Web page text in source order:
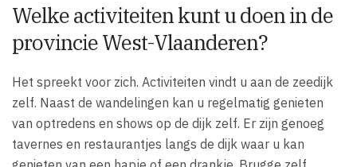
Welke activiteiten kunt u doen in de
provincie West-Vlaanderen?
Het spreekt voor zich. Activiteiten vindt u aan de zeedijk
zelf. Naast de wandelingen kan u regelmatig genieten
van optredens en shows op de dijk zelf. Er zijn genoeg
tavernes en restaurantjes langs de dijk waar u kan